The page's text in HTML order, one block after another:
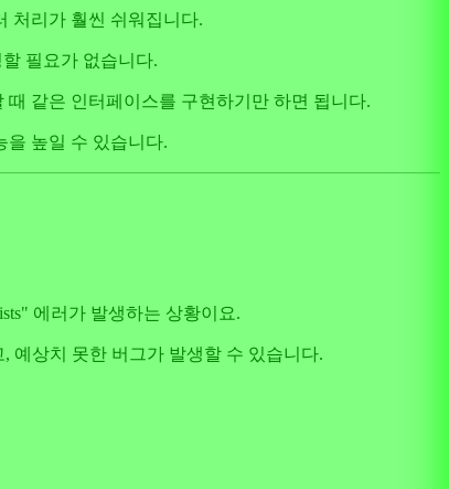
처리가 훨씬 쉬워집니다.
필요가 없습니다.
때 같은 인터페이스를 구현하기만 하면 됩니다.
을 높일 수 있습니다.
에러가 발생하는 상황이요.
예상치 못한 버그가 발생할 수 있습니다.